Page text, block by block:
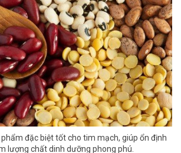
đặc biệt tốt cho tim mạch, giúp ổn định
lượng chất dinh dưỡng phong phú.